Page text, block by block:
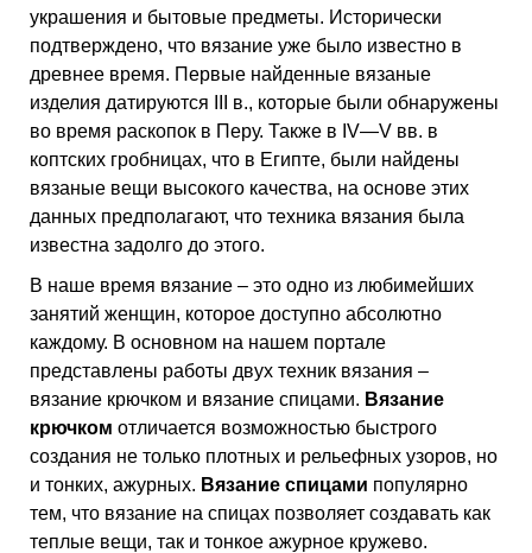
украшения и бытовые предметы. Исторически
подтверждено, что вязание уже было известно в
древнее время. Первые найденные вязаные
изделия датируются III в., которые были обнаружены
во время раскопок в Перу. Также в IV—V вв. в
коптских гробницах, что в Египте, были найдены
вязаные вещи высокого качества, на основе этих
данных предполагают, что техника вязания была
известна задолго до этого.
В наше время вязание – это одно из любимейших
занятий женщин, которое доступно абсолютно
каждому. В основном на нашем портале
представлены работы двух техник вязания –
вязание крючком и вязание спицами. Вязание
крючком отличается возможностью быстрого
создания не только плотных и рельефных узоров, но
и тонких, ажурных. Вязание спицами популярно
тем, что вязание на спицах позволяет создавать как
теплые вещи, так и тонкое ажурное кружево.